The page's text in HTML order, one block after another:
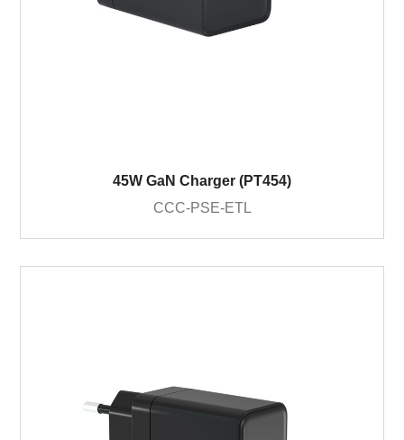
45W GaN Charger (PT454)
CCC-PSE-ETL